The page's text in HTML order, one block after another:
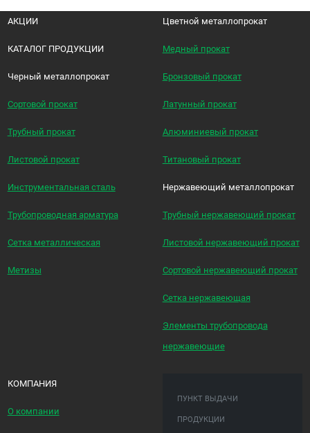
АКЦИИ
КАТАЛОГ ПРОДУКЦИИ
Черный металлопрокат
Сортовой прокат
Трубный прокат
Листовой прокат
Инструментальная сталь
Трубопроводная арматура
Сетка металлическая
Метизы
Цветной металлопрокат
Медный прокат
Бронзовый прокат
Латунный прокат
Алюминиевый прокат
Титановый прокат
Нержавеющий металлопрокат
Трубный нержавеющий прокат
Листовой нержавеющий прокат
Сортовой нержавеющий прокат
Сетка нержавеющая
Элементы трубопровода
нержавеющие
КОМПАНИЯ
О компании
ПУНКТ ВЫДАЧИ
ПРОДУКЦИИ